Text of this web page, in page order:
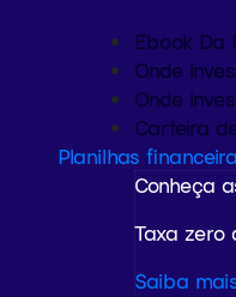
Ebook Da
Onde
Onde
Carteira
Planilhas
Conheça
Taxa zero
Saiba